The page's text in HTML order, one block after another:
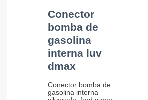
Conector
bomba de
gasolina
interna luv
dmax
Conector bomba de
gasolina interna